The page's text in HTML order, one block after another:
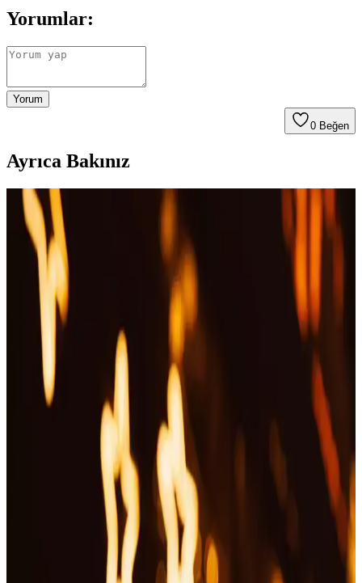
Yorumlar:
Yorum
0 Beğen
Ayrıca Bakınız
Otomatik Tırnak Makası Neden Güvenli ve Pratik
Bir Bakım Aracı Olarak Tercih Ediliyor
Günümüzde otomatik tırnak makasları, güvenli ve pratik bakım
sağlayan cihazlar olarak öne çıkıyor. Hassas tırnaklara uygun
tasarımıyla kullanıcıların tercih ettiği bu araçlar, zaman kazandırır ve
riskleri azaltır.
Arifoğlu Hindistan Cevizi Yağı: Çok Yönlü
Kullanım ve Doğal İçerik Özellikleri
Arifoğlu Hindistan Cevizi Yağı, doğal ve çok yönlü kullanım
alanlarıyla sağlıklı yaşam ve güzellik için ideal, katkısız ve yüksek
kaliteli bir seçenek sunar.
Pire Şampuanlarının Kozmetik ve Kişisel
Bakımdaki Rolü ve Kullanım Alanları
Pire şampuanları, evcil hayvan ve insanlarda pirelerle mücadelede
kullanılan cilt dostu ürünlerdir. İçerik ve kullanım detayları sınırlı
olsa da, kozmetik ve kişisel bakımda önemli bir yer tutar.
Güvenli ve Ergonomik Tırnak Makası Seçim
Rehberi Güvenlik Özellikleri ve Tasarım Unsurları